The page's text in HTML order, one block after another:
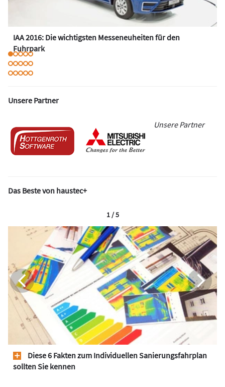
IAA 2016: Die wichtigsten Messeneuheiten für den
Fuhrpark
Unsere Partner
Unsere Partner
Das Beste von haustec+
Diese 6 Fakten zum Individuellen Sanierungsfahrplan
sollten Sie kennen
1 / 5